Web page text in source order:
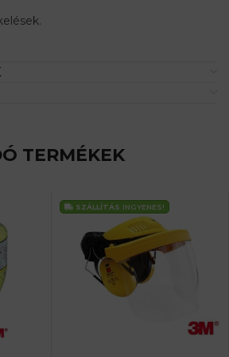
TERMÉKEK
SZÁLLÍTÁS INGYENES!